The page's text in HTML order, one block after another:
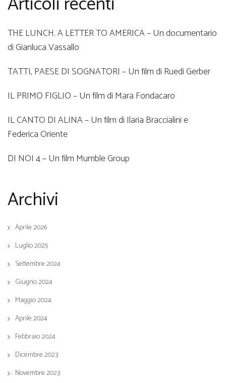
THE LUNCH. A LETTER TO AMERICA – Un documentario
di Gianluca Vassallo
TATTI, PAESE DI SOGNATORI – Un film di Ruedi Gerber
IL PRIMO FIGLIO – Un film di Mara Fondacaro
IL CANTO DI ALINA – Un film di Ilaria Braccialini e
Federica Oriente
DI NOI 4 – Un film Mumble Group
Archivi
Aprile 2026
Luglio 2025
Settembre 2024
Giugno 2024
Maggio 2024
Aprile 2024
Febbraio 2024
Dicembre 2023
Novembre 2023